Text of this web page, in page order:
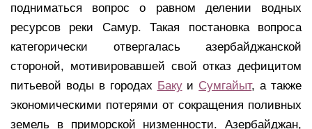
подниматься вопрос о равном делении водных
ресурсов реки Самур. Такая постановка вопроса
категорически отвергалась азербайджанской
стороной, мотивировавшей свой отказ дефицитом
питьевой воды в городах Бакуи Сумгайыт, а также
экономическими потерями от сокращения поливных
земель в приморской низменности. Азербайджан,